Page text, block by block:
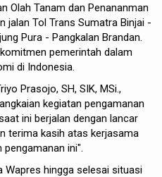
Olah Tanam dan Penananman
jalan Tol Trans Sumatra Binjai -
Pura - Pangkalan Brandan.
pemerintah dalam
di Indonesia.
Prasojo, SH, SIK, MSi.,
kegiatan pengamanan
ini berjalan dengan lancar
terima kasih atas kerjasama
ini".
Wapres hingga selesai situasi